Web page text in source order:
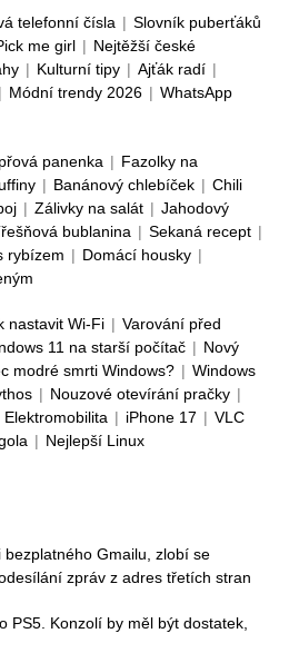
telefonní čísla | Slovník puberťáků
me girl | Nejtěžší české
| Kulturní tipy | Ajťák radí |
| Módní trendy 2026 | WhatsApp
panenka | Fazolky na
| Banánový chlebíček | Chili
| Zálivky na salát | Jahodový
bublanina | Sekaná recept |
rybízem | Domácí housky |
nastavit Wi-Fi | Varování před
11 na starší počítač | Nový
modré smrti Windows? | Windows
| Nouzové otevírání pračky |
Elektromobilita | iPhone 17 | VLC
| Nejlepší Linux
Gmailu, zlobí se
zpráv z adres třetích stran
PS5. Konzolí by měl být dostatek,